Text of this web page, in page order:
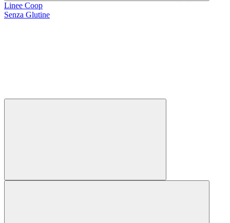
Linee Coop
Senza Glutine